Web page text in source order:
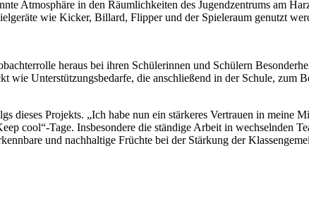
Atmosphäre in den Räumlichkeiten des Jugendzentrums am
wie Kicker, Billard, Flipper und der Spieleraum genutzt
heraus bei ihren Schülerinnen und Schülern
Unterstützungsbedarfe, die anschließend in der Schule, zum
dieses Projekts. „Ich habe nun ein stärkeres Vertrauen in meine
cool“-Tage. Insbesondere die ständige Arbeit in wechselnden
und nachhaltige Früchte bei der Stärkung der